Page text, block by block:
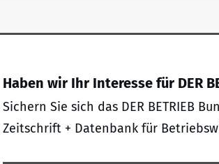
Haben wir Ihr Interesse für DER
Sichern Sie sich das DER BETRIEB
Zeitschrift + Datenbank für